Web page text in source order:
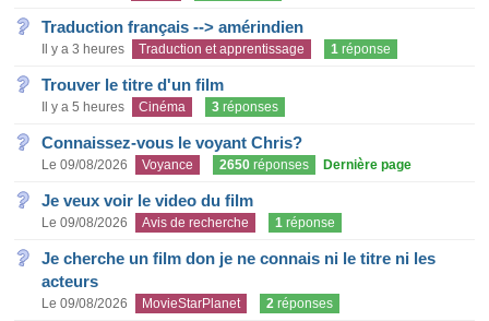
Traduction français --> amérindien
Il y a 3 heures Traduction et apprentissage 1 réponse
Trouver le titre d'un film
Il y a 5 heures Cinéma 3 réponses
Connaissez-vous le voyant Chris?
Le 09/08/2026 Voyance 2650 réponses Dernière page
Je veux voir le video du film
Le 09/08/2026 Avis de recherche 1 réponse
Je cherche un film don je ne connais ni le titre ni les
acteurs
Le 09/08/2026 MovieStarPlanet 2 réponses